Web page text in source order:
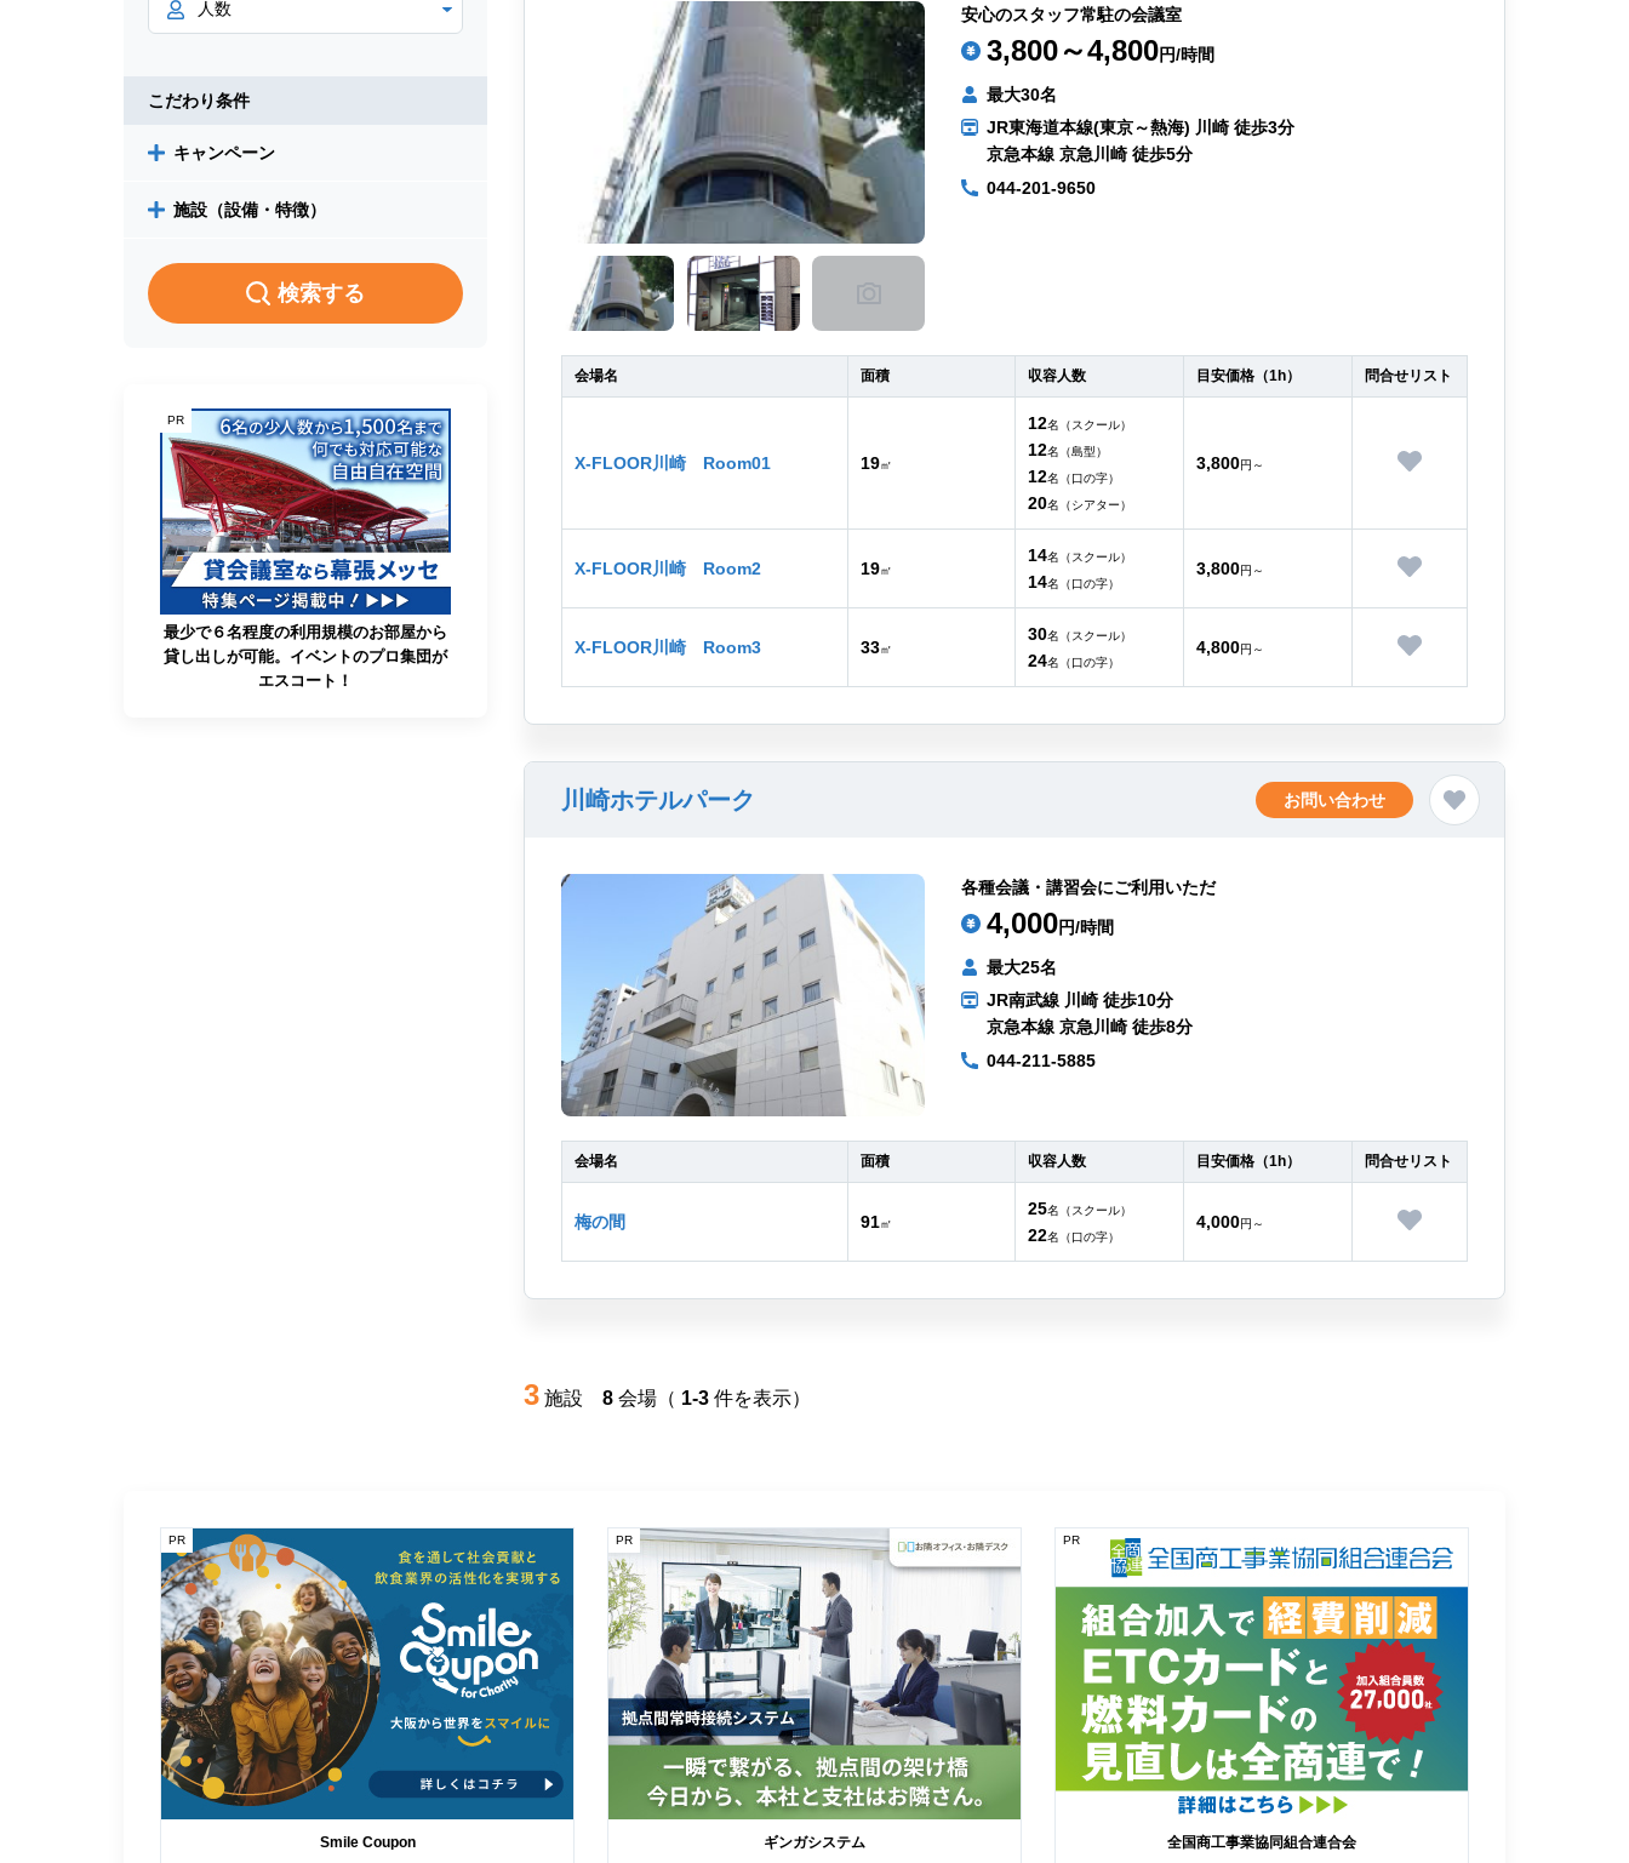
こだわり条件
キャンペーン
施設（設備・特徴）
検索する
PR
最少で６名程度の利用規模のお部屋から
貸し出しが可能。イベントのプロ集団が
エスコート！
安心のスタッフ常駐の会議室
3,800～4,800円/時間
最大30名
JR東海道本線(東京～熱海) 川崎 徒歩3分
京急本線 京急川崎 徒歩5分
044-201-9650
会場名 面積 収容人数 目安価格（1h） 問合せリスト
X-FLOOR川崎 Room01 19㎡
12名（スクール）
12名（島型）
12名（口の字）
20名（シアター）
3,800円～
X-FLOOR川崎 Room2 19㎡
14名（スクール）
14名（口の字）
3,800円～
X-FLOOR川崎 Room3 33㎡
30名（スクール）
24名（口の字）
4,800円～
川崎ホテルパーク お問い合わせ
各種会議・講習会にご利用いただ
4,000円/時間
最大25名
JR南武線 川崎 徒歩10分
京急本線 京急川崎 徒歩8分
044-211-5885
会場名 面積 収容人数 目安価格（1h） 問合せリスト
梅の間 91㎡
25名（スクール）
22名（口の字）
4,000円～
3 施設 8 会場（ 1-3 件を表示）
PR
Smile Coupon
PR
ギンガシステム
PR
全国商工事業協同組合連合会